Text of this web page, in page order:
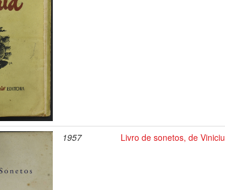
1957 Livro de sonetos, de